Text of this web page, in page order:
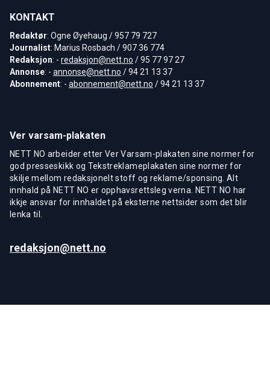
KONTAKT
Redaktør: Ogne Øyehaug / 957 79 727
Journalist: Marius Rosbach / 907 36 774
Redaksjon: - redaksjon@nett.no / 95 77 97 27
Annonse: - annonse@nett.no / 94 21 13 37
Abonnement: - abonnement@nett.no / 94 21 13 37
Ver varsam-plakaten
NETT NO arbeider etter Ver Varsam-plakaten sine normer for
god presseskikk og Tekstreklameplakaten sine normer for
skilje mellom redaksjonelt stoff og reklame/sponsing. Alt
innhald på NETT NO er opphavsrettsleg verna. NETT NO har
ikkje ansvar for innhaldet på eksterne nettsider som det blir
lenka til.
redaksjon@nett.no